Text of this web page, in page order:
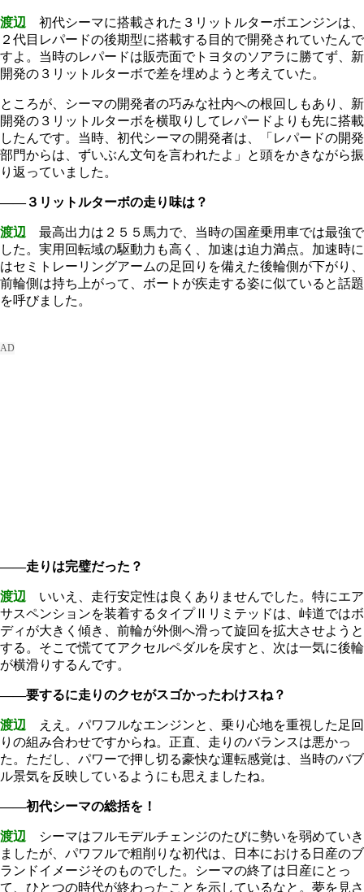
渡辺 初代シーマに搭載された３リットルターボエンジンは、
２代目レパードの後期型に搭載する目的で開発されていたんで
すよ。当時のレパードは販売面でトヨタのソアラに勝てず、新
開発の３リットルターボで差を埋めようと考えていた。
ところが、シーマの開発者の巧みな社内への根回しもあり、新
開発の３リットルターボを横取りしてレパードよりも先に搭載
したんです。当時、初代シーマの開発者は、「レパードの開発
部門からは、ずいぶん文句を言われたよ」と頭をかきながら振
り返っていました。
――３リットルターボの走り味は？
渡辺 最高出力は２５５馬力で、当時の国産乗用車では最強で
した。実用回転域の駆動力も高く、加速は迫力満点。加速時に
はセミトレーリングアームの足回りを備えた後輪側が下がり、
前輪側は持ち上がって、ボートが疾走する姿に似ていると話題
を呼びました。
――走りは完璧だった？
渡辺 いいえ、走行安定性は良くありませんでした。特にエア
サスペンションを装着するタイプⅡリミテッドは、峠道ではボ
ディが大きく傾き、前輪が外側へ滑って旋回を拡大させようと
する。そこで慌ててアクセルペダルを戻すと、次は一気に後輪
が横滑りするんです。
――要するに走りのクセがスゴかったわけスね？
渡辺 ええ。パワフルなエンジンと、乗り心地を重視した足回
りの組み合わせですからね。正直、走りのバランスは悪かっ
た。ただし、パワーで押し切る豪快な運転感覚は、当時のバブ
ル景気を反映しているようにも思えましたね。
――初代シーマの総括を！
渡辺 シーマはフルモデルチェンジのたびに勢いを弱めていき
ましたが、パワフルで粗削りな初代は、日本における日産のブ
ランドイメージそのものでした。シーマの終了は日産にとっ
て、ひとつの時代が終わったことを示しているなと。夢を見さ